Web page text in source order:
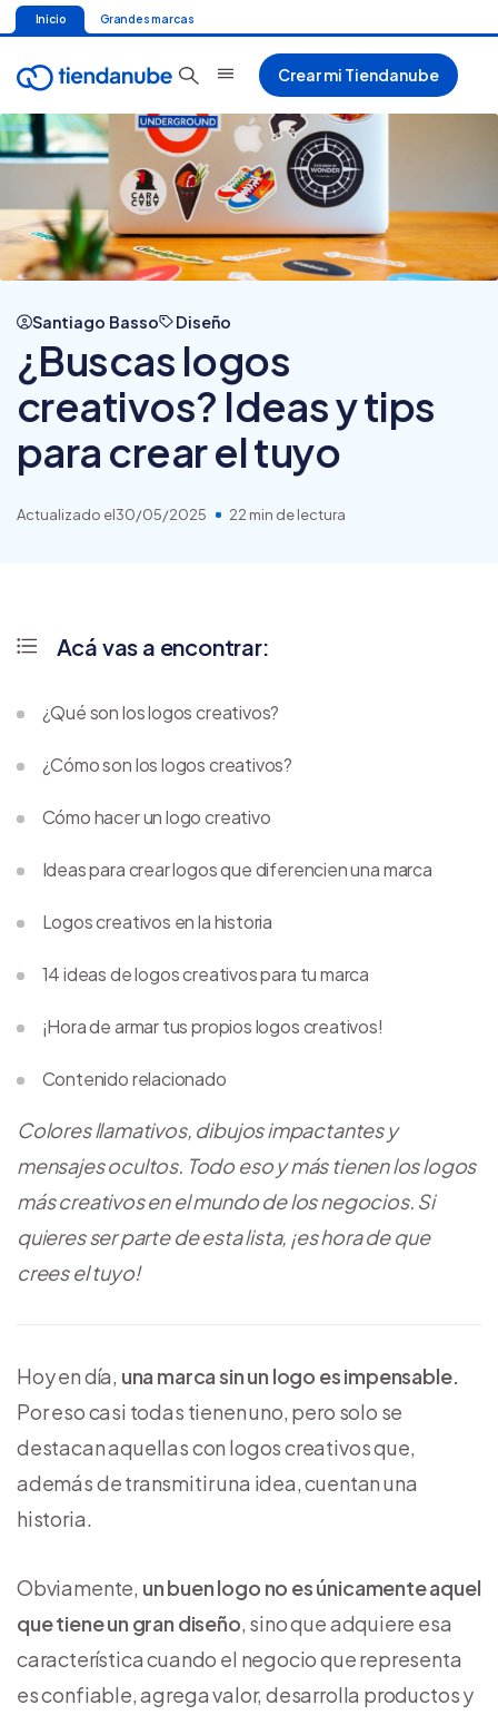
Inicio Grandes marcas
Crear mi Tiendanube
Santiago Basso Diseño
¿Buscas logos
creativos? Ideas y tips
para crear el tuyo
Actualizado el30/05/2025 22 min de lectura
Colores llamativos, dibujos impactantes y
mensajes ocultos. Todo eso y más tienen los logos
más creativos en el mundo de los negocios. Si
quieres ser parte de esta lista, ¡es hora de que
crees el tuyo!
Hoy en día, una marca sin un logo es impensable.
Por eso casi todas tienen uno, pero solo se
destacan aquellas con logos creativos que,
además de transmitir una idea, cuentan una
historia.
Obviamente, un buen logo no es únicamente aquel
que tiene un gran diseño, sino que adquiere esa
característica cuando el negocio que representa
es confiable, agrega valor, desarrolla productos y
Acá vas a encontrar:
¿Qué son los logos creativos?
¿Cómo son los logos creativos?
Cómo hacer un logo creativo
Ideas para crear logos que diferencien una marca
Logos creativos en la historia
14 ideas de logos creativos para tu marca
¡Hora de armar tus propios logos creativos!
Contenido relacionado